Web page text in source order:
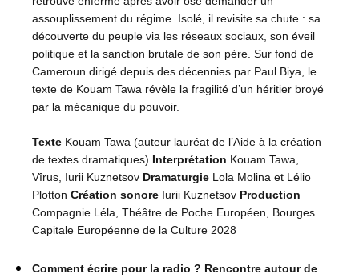
assouplissement du régime. Isolé, il revisite sa chute : sa
découverte du peuple via les réseaux sociaux, son éveil
politique et la sanction brutale de son père. Sur fond de
Cameroun dirigé depuis des décennies par Paul Biya, le
texte de Kouam Tawa révèle la fragilité d’un héritier broyé
par la mécanique du pouvoir.
Texte Kouam Tawa (auteur lauréat de l’Aide à la création
de textes dramatiques) Interprétation Kouam Tawa,
Vîrus, Iurii Kuznetsov Dramaturgie Lola Molina et Lélio
Plotton Création sonore Iurii Kuznetsov Production
Compagnie Léla, Théâtre de Poche Européen, Bourges
Capitale Européenne de la Culture 2028
Comment écrire pour la radio ? Rencontre autour de